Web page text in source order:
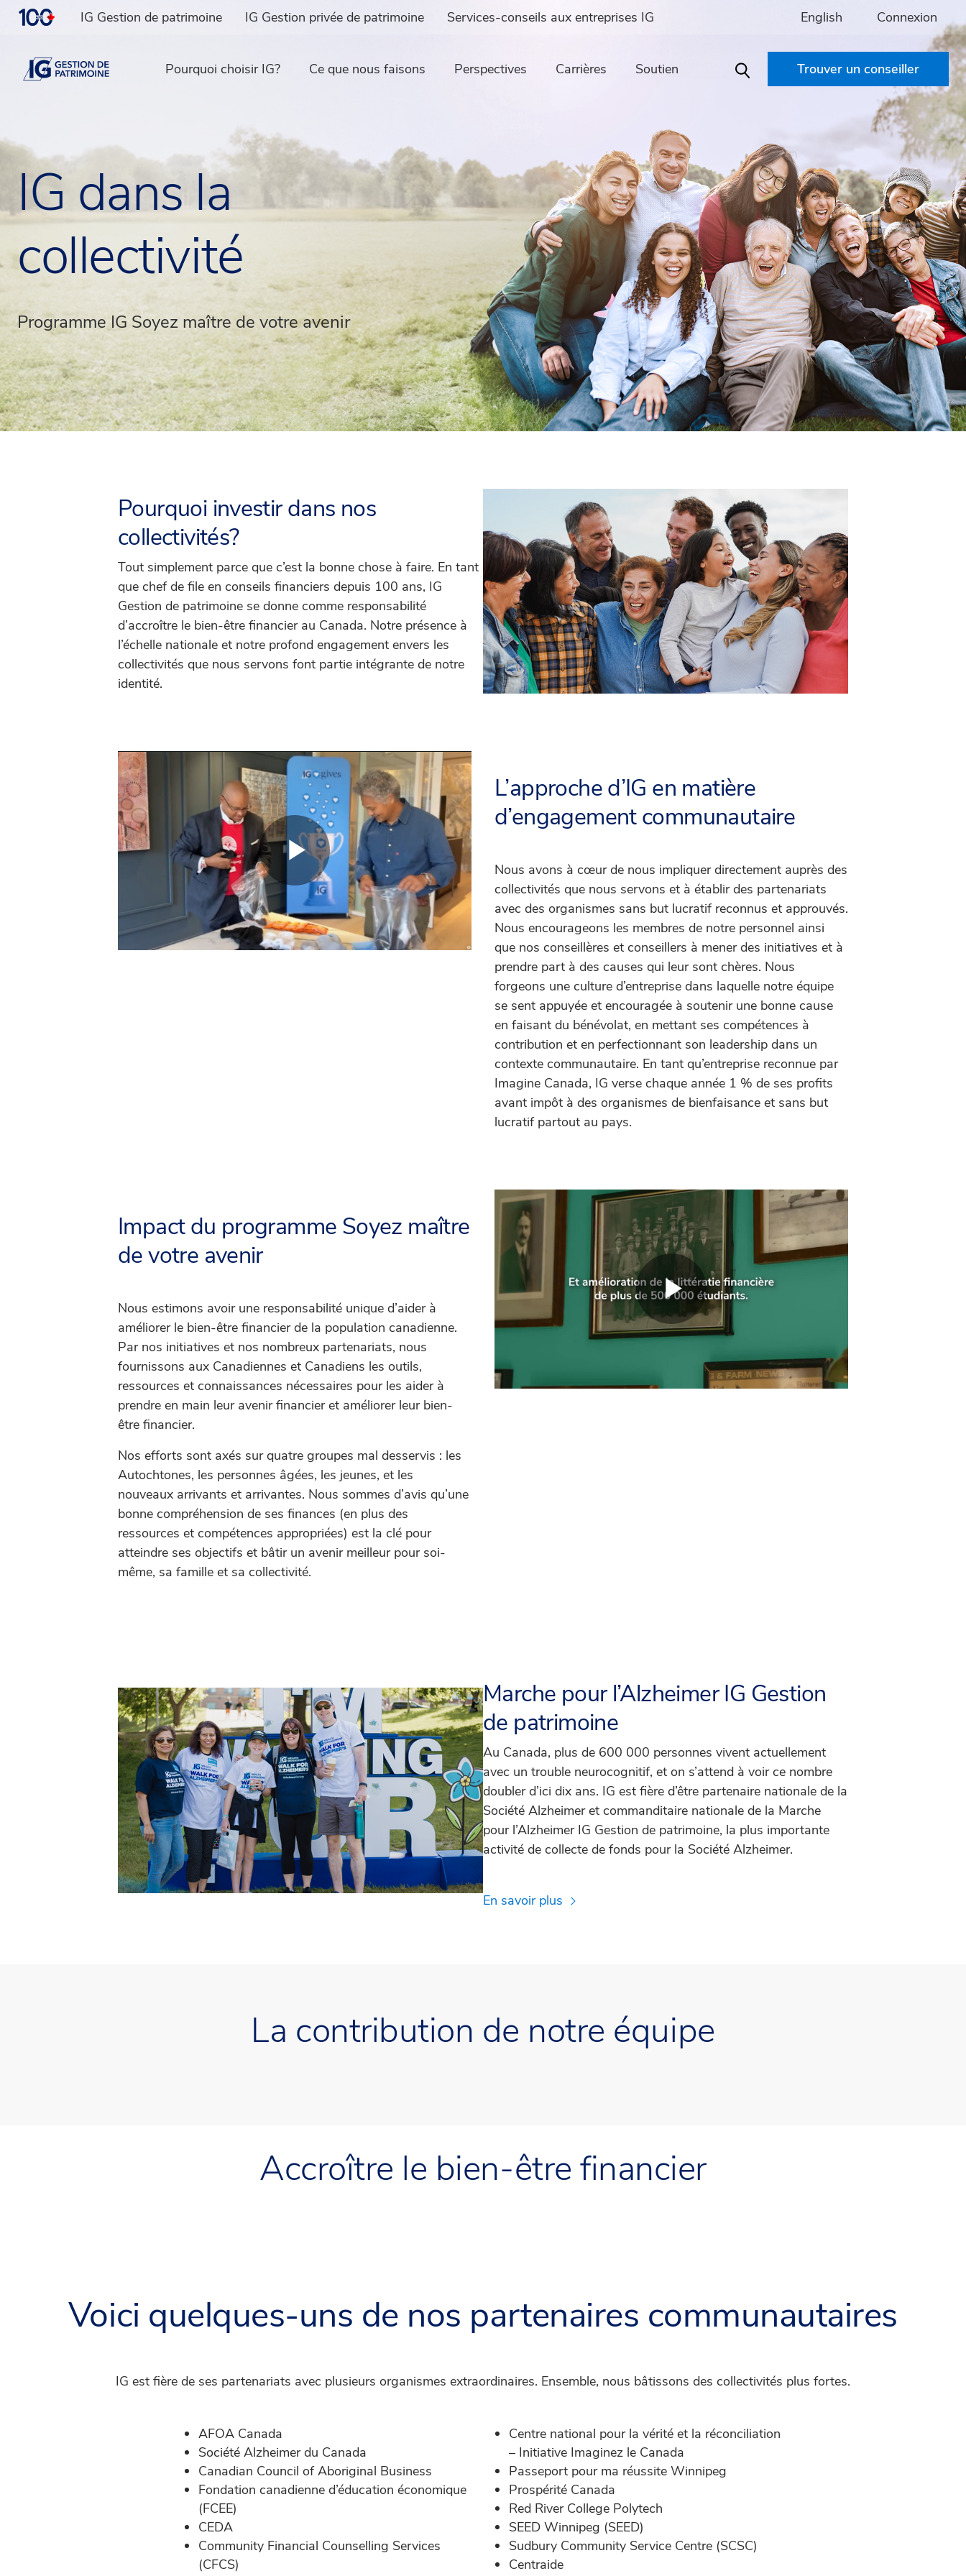
IG Gestion de patrimoine IG Gestion privée de patrimoine Services-conseils aux entreprises IG English Connexion
Pourquoi choisir IG? Ce que nous faisons Perspectives Carrières Soutien Search Trouver un conseiller
IG dans la
collectivité
Programme IG Soyez maître de votre avenir
Pourquoi investir dans nos
collectivités?
Tout simplement parce que c’est la bonne chose à faire. En tant
que chef de file en conseils financiers depuis 100 ans, IG
Gestion de patrimoine se donne comme responsabilité
d’accroître le bien-être financier au Canada. Notre présence à
l’échelle nationale et notre profond engagement envers les
collectivités que nous servons font partie intégrante de notre
identité.
Play
Video
L’approche d’IG en matière
d’engagement communautaire
Nous avons à cœur de nous impliquer directement auprès des
collectivités que nous servons et à établir des partenariats
avec des organismes sans but lucratif reconnus et approuvés.
Nous encourageons les membres de notre personnel ainsi
que nos conseillères et conseillers à mener des initiatives et à
prendre part à des causes qui leur sont chères. Nous
forgeons une culture d’entreprise dans laquelle notre équipe
se sent appuyée et encouragée à soutenir une bonne cause
en faisant du bénévolat, en mettant ses compétences à
contribution et en perfectionnant son leadership dans un
contexte communautaire. En tant qu’entreprise reconnue par
Imagine Canada, IG verse chaque année 1 % de ses profits
avant impôt à des organismes de bienfaisance et sans but
lucratif partout au pays.
Impact du programme Soyez maître
de votre avenir
Nous estimons avoir une responsabilité unique d’aider à
améliorer le bien-être financier de la population canadienne.
Par nos initiatives et nos nombreux partenariats, nous
fournissons aux Canadiennes et Canadiens les outils,
ressources et connaissances nécessaires pour les aider à
prendre en main leur avenir financier et améliorer leur bien-
être financier.
Nos efforts sont axés sur quatre groupes mal desservis : les
Autochtones, les personnes âgées, les jeunes, et les
nouveaux arrivants et arrivantes. Nous sommes d’avis qu’une
bonne compréhension de ses finances (en plus des
ressources et compétences appropriées) est la clé pour
atteindre ses objectifs et bâtir un avenir meilleur pour soi-
même, sa famille et sa collectivité.
Play
Video
Marche pour l’Alzheimer IG Gestion
de patrimoine
Au Canada, plus de 600 000 personnes vivent actuellement
avec un trouble neurocognitif, et on s’attend à voir ce nombre
doubler d’ici dix ans. IG est fière d’être partenaire nationale de la
Société Alzheimer et commanditaire nationale de la Marche
pour l’Alzheimer IG Gestion de patrimoine, la plus importante
activité de collecte de fonds pour la Société Alzheimer.
En savoir plus
La contribution de notre équipe
Accroître le bien-être financier
Voici quelques-uns de nos partenaires communautaires
IG est fière de ses partenariats avec plusieurs organismes extraordinaires. Ensemble, nous bâtissons des collectivités plus fortes.
AFOA Canada
Société Alzheimer du Canada
Canadian Council of Aboriginal Business
Fondation canadienne d’éducation économique
(FCEE)
CEDA
Community Financial Counselling Services
(CFCS)
Centre national pour la vérité et la réconciliation
– Initiative Imaginez le Canada
Passeport pour ma réussite Winnipeg
Prospérité Canada
Red River College Polytech
SEED Winnipeg (SEED)
Sudbury Community Service Centre (SCSC)
Centraide